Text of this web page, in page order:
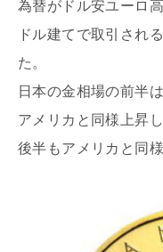
為替がドル安ユーロ
ドル建てで取引され
た。
日本の金相場の前半は
アメリカと同様上昇し
後半もアメリカと同様